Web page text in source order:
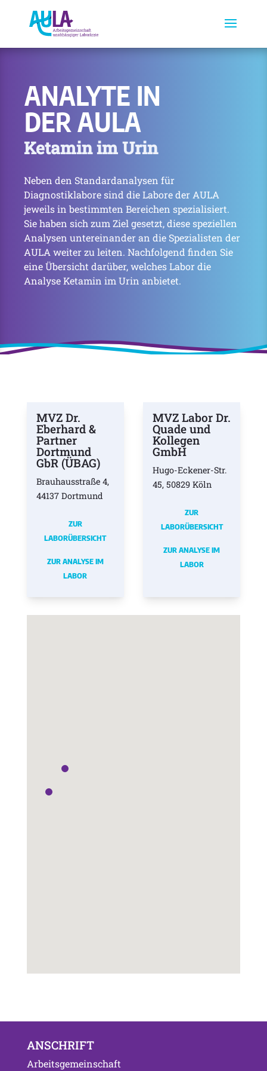
ANALYTE IN
DER AULA
Ketamin im Urin
Neben den Standardanalysen für
Diagnostiklabore sind die Labore der AULA
jeweils in bestimmten Bereichen spezialisiert.
Sie haben sich zum Ziel gesetzt, diese speziellen
Analysen untereinander an die Spezialisten der
AULA weiter zu leiten. Nachfolgend finden Sie
eine Übersicht darüber, welches Labor die
Analyse Ketamin im Urin anbietet.
MVZ Dr.
Eberhard &
Partner
Dortmund
GbR (ÜBAG)
Brauhausstraße 4,
44137 Dortmund
ZUR
LABORÜBERSICHT
ZUR ANALYSE IM
LABOR
MVZ Labor Dr.
Quade und
Kollegen
GmbH
Hugo-Eckener-Str.
45, 50829 Köln
ZUR
LABORÜBERSICHT
ZUR ANALYSE IM
LABOR
ANSCHRIFT
Arbeitsgemeinschaft